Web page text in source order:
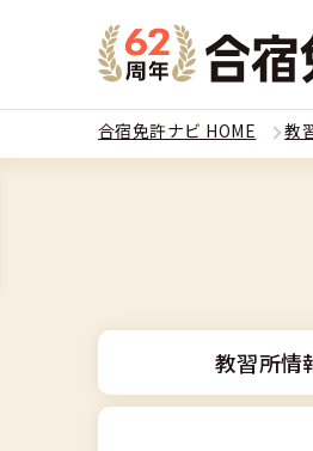
合宿免許ナビ HOME 教
教習所情